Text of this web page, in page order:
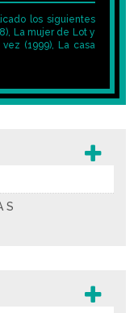
los siguientes
La mujer de Lot y
(1999), La casa